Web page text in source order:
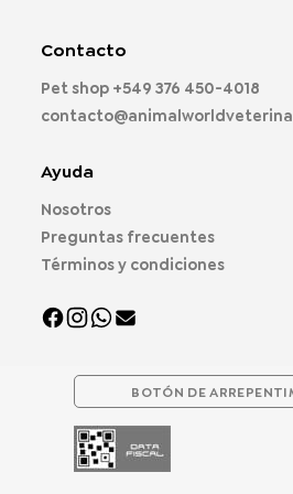
elegir
en
Contacto
Pet shop +549 376 450-4018
Ayuda
Nosotros
Preguntas frecuentes
Términos y condiciones
BOTÓN DE